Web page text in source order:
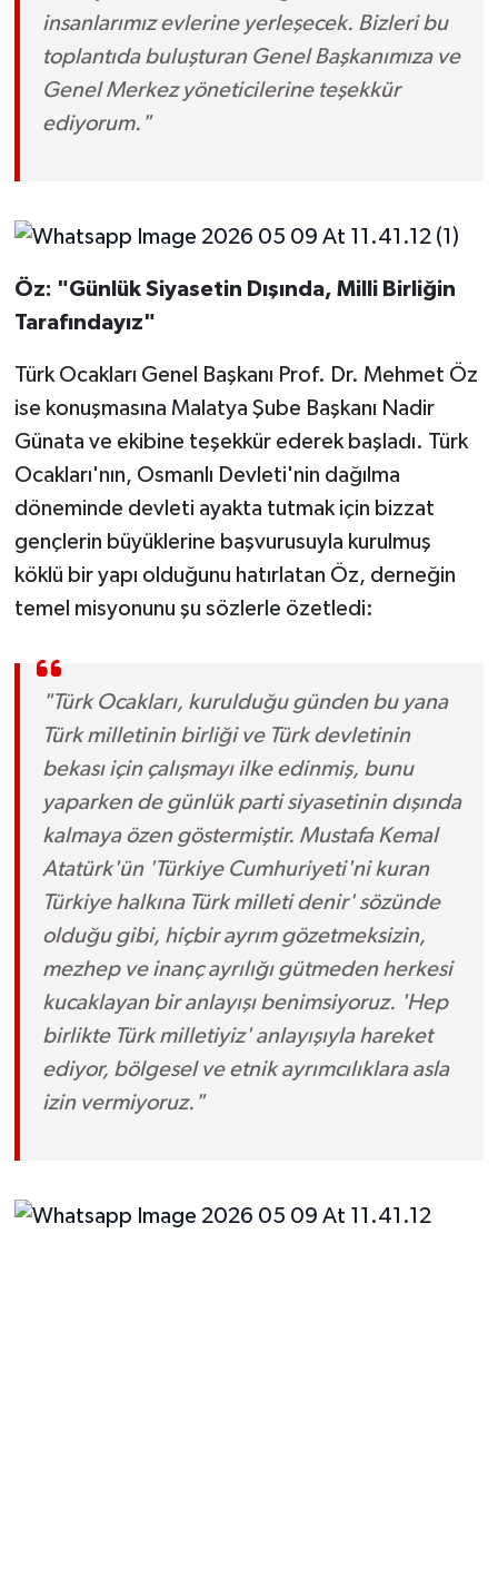
insanlarımız evlerine yerleşecek. Bizleri bu
toplantıda buluşturan Genel Başkanımıza ve
Genel Merkez yöneticilerine teşekkür
ediyorum."
Öz: "Günlük Siyasetin Dışında, Milli Birliğin
Tarafındayız"
Türk Ocakları Genel Başkanı Prof. Dr. Mehmet Öz
ise konuşmasına Malatya Şube Başkanı Nadir
Günata ve ekibine teşekkür ederek başladı. Türk
Ocakları'nın, Osmanlı Devleti'nin dağılma
döneminde devleti ayakta tutmak için bizzat
gençlerin büyüklerine başvurusuyla kurulmuş
köklü bir yapı olduğunu hatırlatan Öz, derneğin
temel misyonunu şu sözlerle özetledi:
"Türk Ocakları, kurulduğu günden bu yana
Türk milletinin birliği ve Türk devletinin
bekası için çalışmayı ilke edinmiş, bunu
yaparken de günlük parti siyasetinin dışında
kalmaya özen göstermiştir. Mustafa Kemal
Atatürk'ün 'Türkiye Cumhuriyeti'ni kuran
Türkiye halkına Türk milleti denir' sözünde
olduğu gibi, hiçbir ayrım gözetmeksizin,
mezhep ve inanç ayrılığı gütmeden herkesi
kucaklayan bir anlayışı benimsiyoruz. 'Hep
birlikte Türk milletiyiz' anlayışıyla hareket
ediyor, bölgesel ve etnik ayrımcılıklara asla
izin vermiyoruz."